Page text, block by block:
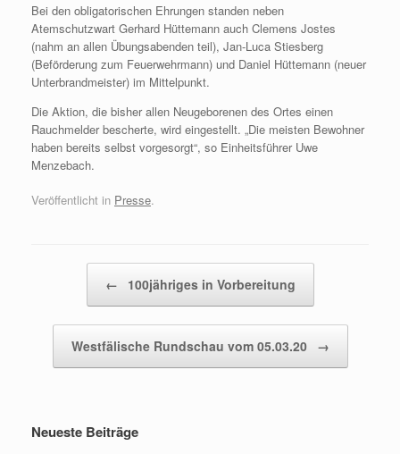
Bei den obligatorischen Ehrungen standen neben
Atemschutzwart Gerhard Hüttemann auch Clemens Jostes
(nahm an allen Übungsabenden teil), Jan-Luca Stiesberg
(Beförderung zum Feuerwehrmann) und Daniel Hüttemann (neuer
Unterbrandmeister) im Mittelpunkt.
Die Aktion, die bisher allen Neugeborenen des Ortes einen
Rauchmelder bescherte, wird eingestellt. „Die meisten Bewohner
haben bereits selbst vorgesorgt“, so Einheitsführer Uwe
Menzebach.
Veröffentlicht in Presse.
← 100jähriges in Vorbereitung
Westfälische Rundschau vom 05.03.20 →
Neueste Beiträge